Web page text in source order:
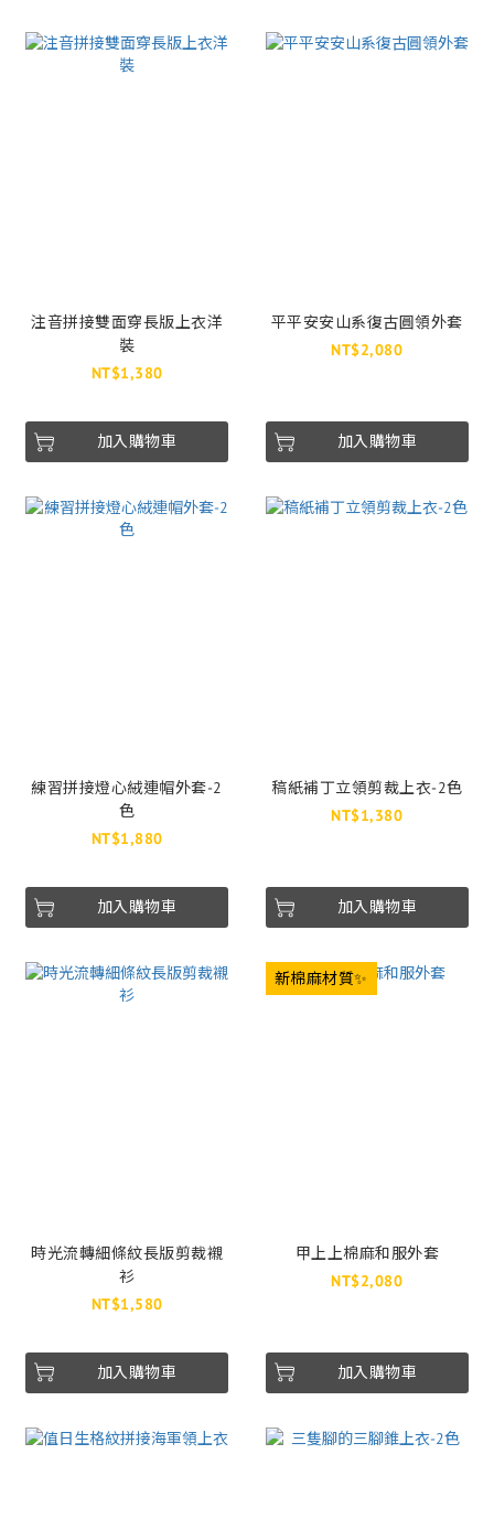
注音拼接雙面穿長版上衣洋
裝
NT$1,380
加入購物車
平平安安山系復古圓領外套
NT$2,080
加入購物車
練習拼接燈心絨連帽外套-2
色
NT$1,880
加入購物車
稿紙補丁立領剪裁上衣-2色
NT$1,380
加入購物車
時光流轉細條紋長版剪裁襯
衫
NT$1,580
加入購物車
新棉麻材質✨
甲上上棉麻和服外套
NT$2,080
加入購物車